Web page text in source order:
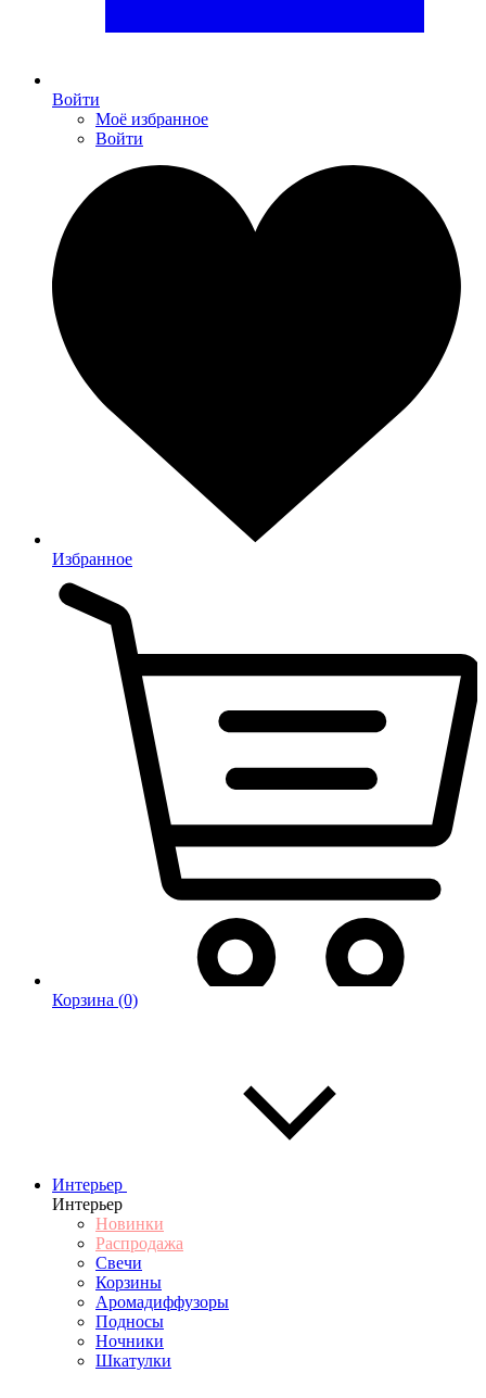
Войти
Моё избранное
Войти
Избранное
Корзина (0)
Интерьер
Интерьер
Новинки
Распродажа
Свечи
Корзины
Аромадиффузоры
Подносы
Ночники
Шкатулки